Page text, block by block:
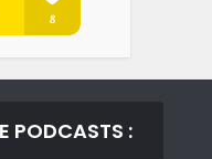
PODCASTS :